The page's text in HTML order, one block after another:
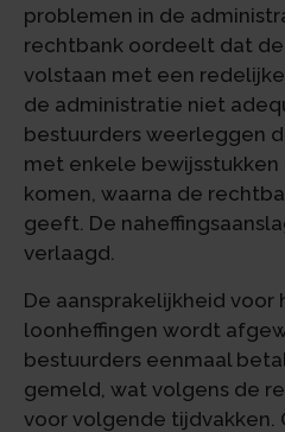
problemen in de
rechtbank oordeelt dat
volstaan met een
de administratie niet
bestuurders weerleggen
met enkele
komen, waarna de
geeft. De
verlaagd.
De aansprakelijkheid
loonheffingen wordt
bestuurders eenmaal
gemeld, wat volgens de
voor volgende tijdvakken.